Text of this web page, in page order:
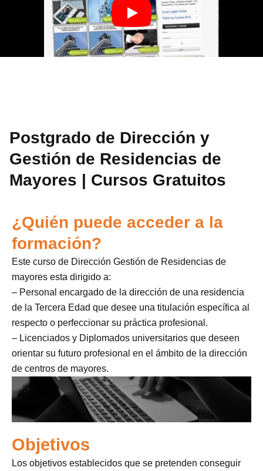
Postgrado de Dirección y
Gestión de Residencias de
Mayores | Cursos Gratuitos
¿Quién puede acceder a la
formación?
Este curso de Dirección Gestión de Residencias de
mayores esta dirigido a:
– Personal encargado de la dirección de una residencia
de la Tercera Edad que desee una titulación específica al
respecto o perfeccionar su práctica profesional.
– Licenciados y Diplomados universitarios que deseen
orientar su futuro profesional en el ámbito de la dirección
de centros de mayores.
Objetivos
Los objetivos establecidos que se pretenden conseguir